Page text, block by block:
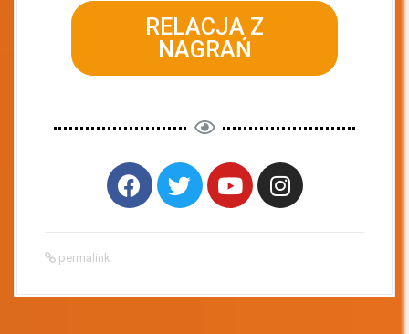
RELACJA Z
NAGRAŃ
permalink